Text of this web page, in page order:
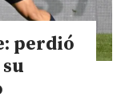
perdió